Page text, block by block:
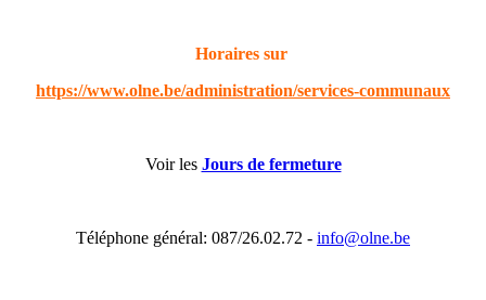
Horaires sur
https://www.olne.be/administration/services-communaux
Voir les Jours de fermeture
Téléphone général: 087/26.02.72 - info@olne.be